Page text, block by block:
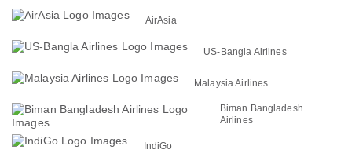
AirAsia
US-Bangla Airlines
Malaysia Airlines
Biman Bangladesh
Airlines
IndiGo